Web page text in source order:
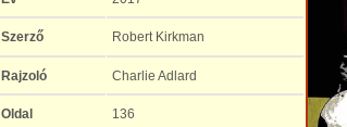
Szerző Robert Kirkman
Rajzoló Charlie Adlard
Oldal 136